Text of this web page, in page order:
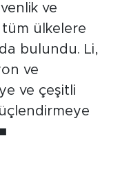
ve
ülkelere
bulundu. Li,
ve
ve çeşitli